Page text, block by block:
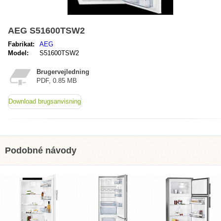
AEG S51600TSW2
Fabrikat:
AEG
Model:
S51600TSW2
Brugervejledning
PDF, 0.85 MB
Download brugsanvisning
Podobné návody